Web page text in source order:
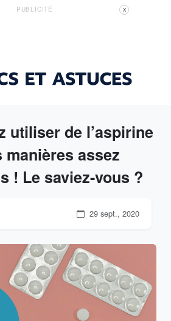
PUBLICITÉ X
utiliser de l’aspirine
assez
! Le saviez-vous ?
29 sept., 2020